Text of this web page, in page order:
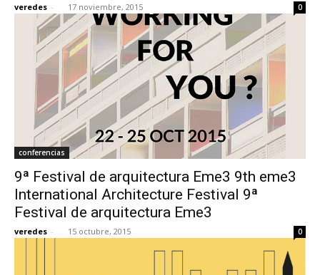
veredes - 17 noviembre, 2015 0
conferencias
9ª Festival de arquitectura Eme3 9th eme3
International Architecture Festival 9ª
Festival de arquitectura Eme3
veredes - 15 octubre, 2015 0